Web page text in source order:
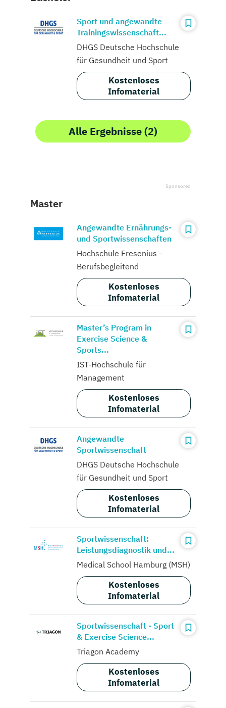
Sport und angewandte
Trainingswissenschaft...
DHGS Deutsche Hochschule
für Gesundheit und Sport
Kostenloses
Infomaterial
Alle Ergebnisse (2)
Master
Angewandte Ernährungs-
und Sportwissenschaften
Hochschule Fresenius -
Berufsbegleitend
Kostenloses
Infomaterial
Master’s Program in
Exercise Science &
Sports...
IST-Hochschule für
Management
Kostenloses
Infomaterial
Angewandte
Sportwissenschaft
DHGS Deutsche Hochschule
für Gesundheit und Sport
Kostenloses
Infomaterial
Sportwissenschaft:
Leistungsdiagnostik und...
Medical School Hamburg (MSH)
Kostenloses
Infomaterial
Sportwissenschaft - Sport
& Exercise Science...
Triagon Academy
Kostenloses
Infomaterial